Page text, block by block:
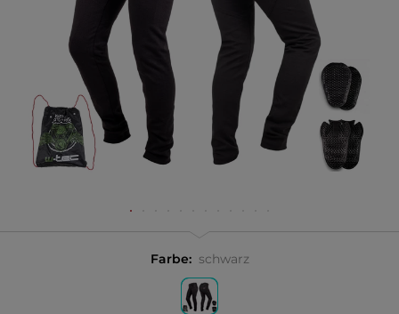
Farbe: schwarz